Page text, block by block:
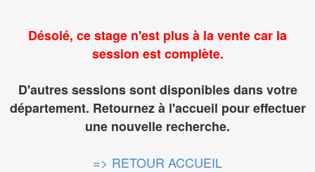
Désolé, ce stage n'est plus à la vente car la
session est complète.
D'autres sessions sont disponibles dans votre
département. Retournez à l'accueil pour effectuer
une nouvelle recherche.
=> RETOUR ACCUEIL